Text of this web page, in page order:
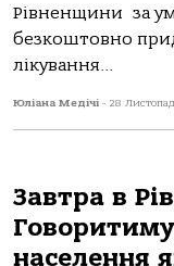
Рівненщини за
безкоштовно
лікування...
Юліана Медічі - 28
Завтра в
населення